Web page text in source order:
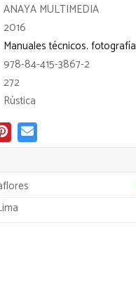
ANAYA MULTIMEDIA
2016
Manuales técnicos. fotografía
978-84-415-3867-2
272
Rústica